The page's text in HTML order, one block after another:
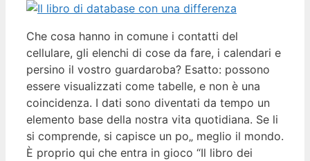
Che cosa hanno in comune i contatti del
cellulare, gli elenchi di cose da fare, i calendari e
persino il vostro guardaroba? Esatto: possono
essere visualizzati come tabelle, e non è una
coincidenza. I dati sono diventati da tempo un
elemento base della nostra vita quotidiana. Se li
si comprende, si capisce un po„ meglio il mondo.
È proprio qui che entra in gioco “Il libro dei